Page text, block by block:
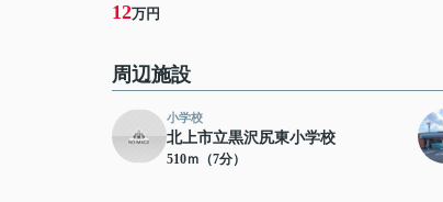
12万円
周辺施設
小学校
北上市立黒沢尻東小学校
510ｍ（7分）